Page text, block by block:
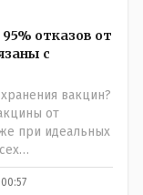
отказов от
с
вакцин?
от
при идеальных
от
не